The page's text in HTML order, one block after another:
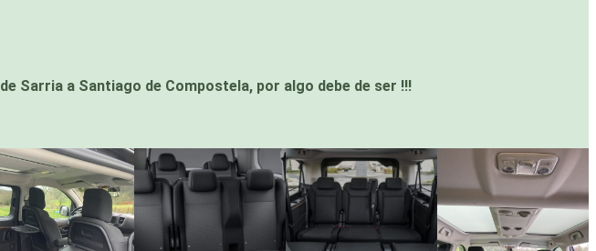
Sarria a Santiago de Compostela, por algo debe de ser !!!